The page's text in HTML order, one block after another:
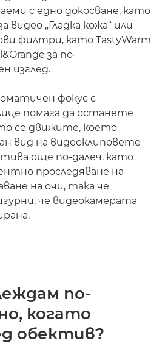
с едно докосване, като
„Гладка кожа“ или
филтри, като TastyWarm
за по-
изглед.
фокус с
помага да останете
се движите, което
вид на видеоклиповете
още по-далеч, като
проследяване на
на очи, така че
че видеокамерата
по-
когато
обектив?